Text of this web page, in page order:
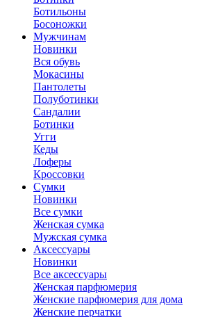
Ботильоны
Босоножки
Мужчинам
Новинки
Вся обувь
Мокасины
Пантолеты
Полуботинки
Сандалии
Ботинки
Угги
Кеды
Лоферы
Кроссовки
Сумки
Новинки
Все сумки
Женская сумка
Мужская сумка
Аксессуары
Новинки
Все аксессуары
Женская парфюмерия
Женские парфюмерия для дома
Женские перчатки